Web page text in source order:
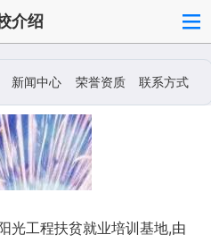
介绍
新闻中心 荣誉资质 联系方式
光工程扶贫就业培训基地,由